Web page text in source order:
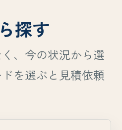
探す
、今の状況から選
を選ぶと見積依頼